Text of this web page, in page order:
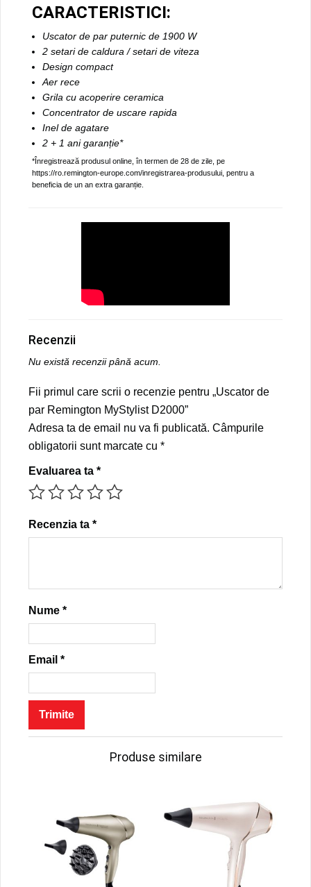
CARACTERISTICI:
Uscator de par puternic de 1900 W
2 setari de caldura / setari de viteza
Design compact
Aer rece
Grila cu acoperire ceramica
Concentrator de uscare rapida
Inel de agatare
2 + 1 ani garanție*
*Înregistrează produsul online, în termen de 28 de zile, pe
https://ro.remington-europe.com/inregistrarea-produsului, pentru a
beneficia de un an extra garanție.
Recenzii
Nu există recenzii până acum.
Fii primul care scrii o recenzie pentru „Uscator de
par Remington MyStylist D2000”
Adresa ta de email nu va fi publicată. Câmpurile
obligatorii sunt marcate cu *
Evaluarea ta *
Recenzia ta *
Nume *
Email *
Produse similare